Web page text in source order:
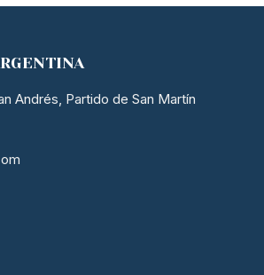
Andrés, Partido de San Martín